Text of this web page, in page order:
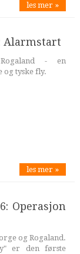
les mer »
Alarmstart
- en
tyske fly.
les mer »
Operasjon
og Rogaland.
er den første